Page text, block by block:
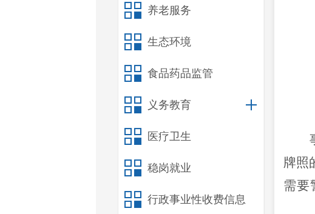
养老服务
生态环境
食品药品监管
义务教育
医疗卫生
稳岗就业
行政事业性收费信息
牌照
需要